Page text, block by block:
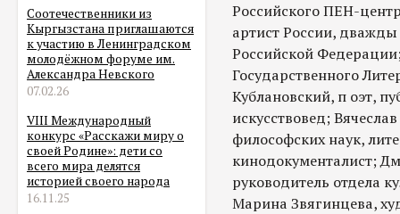
Соотечественники из
Кыргызстана приглашаются
к участию в Ленинградском
молодёжном форуме им.
Александра Невского
07.02.26
VIII Международный
конкурс «Расскажи миру о
своей Родине»: дети со
всего мира делятся
историей своего народа
16.11.25
Российского ПЕН-
артист России,
Российской
Государственного
Кублановский, п оэт,
искусствовед;
философских наук,
кинодокументалист;
руководитель отдела
Марина Звягинцева,